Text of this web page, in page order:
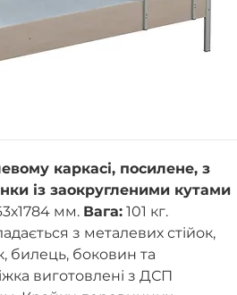
каркасі, посилене, з
із заокругленими кутами
мм. Вага: 101 кг.
з металевих стійок,
билець, боковин та
виготовлені з ДСП